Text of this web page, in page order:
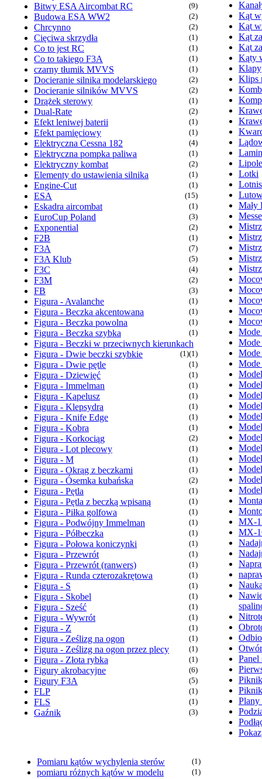
Bitwy ESA Aircombat RC (9)
Budowa ESA WW2 (2)
Chrcynno (2)
Cięciwa skrzydła (1)
Co to jest RC (1)
Co to takiego F3A (1)
czarny tłumik MVVS (1)
Docieranie silnika modelarskiego (2)
Docieranie silników MVVS (2)
Drążek sterowy (1)
Dual-Rate (2)
Efekt leniwej baterii (1)
Efekt pamięciowy (1)
Elektryczna Cessna 182 (4)
Elektryczna pompka paliwa (1)
Elektryczny kombat (2)
Elementy do ustawienia silnika (1)
Engine-Cut (1)
ESA (15)
Eskadra aircombat (1)
EuroCup Poland (3)
Exponential (2)
F2B (1)
F3A (7)
F3A Klub (5)
F3C (4)
F3M (2)
FB (3)
Figura - Avalanche (1)
Figura - Beczka akcentowana (1)
Figura - Beczka powolna (1)
Figura - Beczka szybka (1)
Figura - Beczki w przeciwnych kierunkach
(1)
Figura - Dwie beczki szybkie (1)
Figura - Dwie pętle (1)
Figura - Dziewięć (1)
Figura - Immelman (1)
Figura - Kapelusz (1)
Figura - Klepsydra (1)
Figura - Knife Edge (1)
Figura - Kobra (1)
Figura - Korkociąg (2)
Figura - Lot plecowy (1)
Figura - M (1)
Figura - Okrąg z beczkami (1)
Figura - Ósemka kubańska (2)
Figura - Pętla (1)
Figura - Pętla z beczką wpisaną (1)
Figura - Piłka golfowa (1)
Figura - Podwójny Immelman (1)
Figura - Półbeczka (1)
Figura - Połowa koniczynki (1)
Figura - Przewrót (1)
Figura - Przewrót (ranwers) (1)
Figura - Runda czterozakrętowa (1)
Figura - S (1)
Figura - Skobel (1)
Figura - Sześć (1)
Figura - Wywrót (1)
Figura - Z (1)
Figura - Ześlizg na ogon (1)
Figura - Ześlizg na ogon przez plecy (1)
Figura - Złota rybka (1)
Figury akrobacyjne (6)
Figury F3A (5)
FLP (1)
FLS (1)
Gaźnik (3)
Kąt
Kąt
Kąt
Kąt
Kąty
Klapy
Klips
Lipole
Lotki
Mały
Mode
Mode
Mode
Mode
MX-
MX-
Panel
Plany
Pomiaru kątów wychylenia sterów (1)
pomiaru różnych kątów w modelu (1)